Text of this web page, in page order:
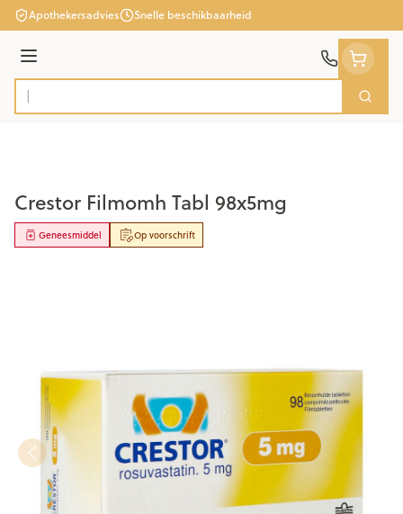
Ga naar de inhoud
Apothekersadvies Snelle beschikbaarheid
Menu
Product, merk, categorie...
Zoek
Crestor Filmomh Tabl 98x5mg
Op voorschrift
Geneesmiddel